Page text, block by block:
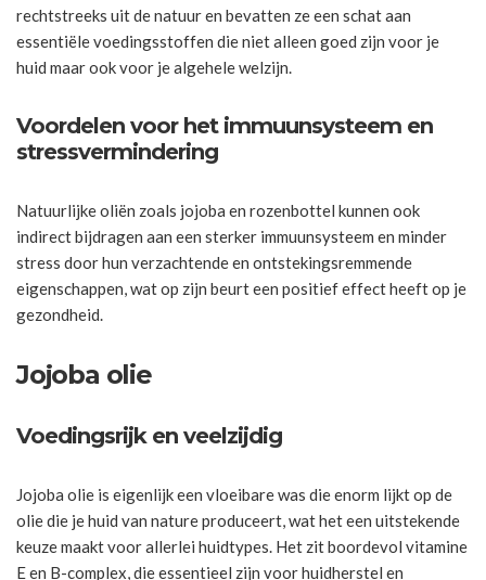
rechtstreeks uit de natuur en bevatten ze een schat aan
essentiële voedingsstoffen die niet alleen goed zijn voor je
huid maar ook voor je algehele welzijn.
Voordelen voor het immuunsysteem en
stressvermindering
Natuurlijke oliën zoals jojoba en rozenbottel kunnen ook
indirect bijdragen aan een sterker immuunsysteem en minder
stress door hun verzachtende en ontstekingsremmende
eigenschappen, wat op zijn beurt een positief effect heeft op je
gezondheid.
Jojoba olie
Voedingsrijk en veelzijdig
Jojoba olie is eigenlijk een vloeibare was die enorm lijkt op de
olie die je huid van nature produceert, wat het een uitstekende
keuze maakt voor allerlei huidtypes. Het zit boordevol vitamine
E en B-complex, die essentieel zijn voor huidherstel en